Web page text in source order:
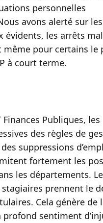
personnelles
avons alerté sur
évidents, les arrêts
pour certains le
à court terme.
Finances Publiques, les
des règles de
des suppressions
fortement les
les départements.
prennent le
Cela génère de
sentiment